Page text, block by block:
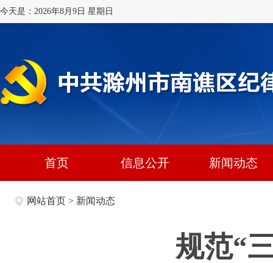
今天是：2026年8月9日 星期日
首页 信息公开 新闻动态
网站首页 > 新闻动态
规范“